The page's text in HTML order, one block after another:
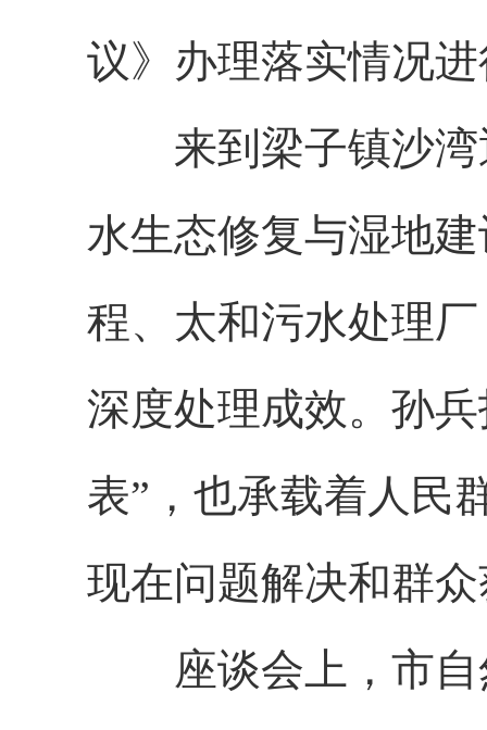
议》办理落实情况
来到梁子镇沙湾
水生态修复与湿地
程、太和污水处理
深度处理成效。孙
表”，也承载着人民
现在问题解决和群
座谈会上，市自